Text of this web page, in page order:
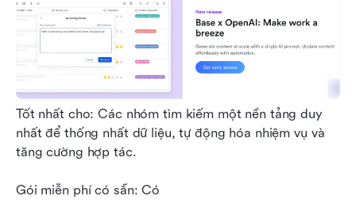
Tốt nhất cho: Các nhóm tìm kiếm một nền tảng duy
nhất để thống nhất dữ liệu, tự động hóa nhiệm vụ và
tăng cường hợp tác.
Gói miễn phí có sẵn: Có